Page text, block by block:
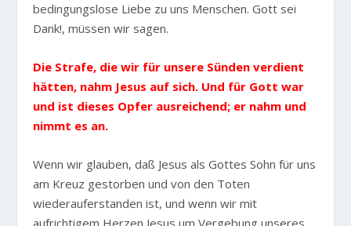
bedingungslose Liebe zu uns Menschen. Gott sei
Dank!, müssen wir sagen.
Die Strafe, die wir für unsere Sünden verdient
hätten, nahm Jesus auf sich. Und für Gott war
und ist dieses Opfer ausreichend; er nahm und
nimmt es an.
Wenn wir glauben, daß Jesus als Gottes Sohn für uns
am Kreuz gestorben und von den Toten
wiederauferstanden ist, und wenn wir mit
aufrichtigem Herzen Jesus um Vergebung unseres